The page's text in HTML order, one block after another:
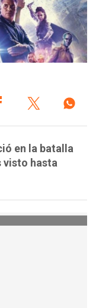
en la batalla
visto hasta